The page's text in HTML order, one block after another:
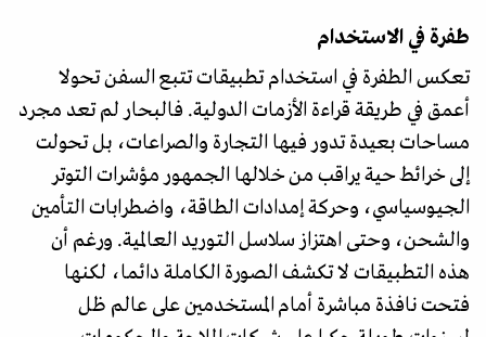
طفرة في الاستخدام
تعكس الطفرة في استخدام تطبيقات تتبع السفن تحولا
أعمق في طريقة قراءة الأزمات الدولية. فالبحار لم تعد مجرد
مساحات بعيدة تدور فيها التجارة والصراعات، بل تحولت
إلى خرائط حية يراقب من خلالها الجمهور مؤشرات التوتر
الجيوسياسي، وحركة إمدادات الطاقة، واضطرابات التأمين
والشحن، وحتى اهتزاز سلاسل التوريد العالمية. ورغم أن
هذه التطبيقات لا تكشف الصورة الكاملة دائما، لكنها
فتحت نافذة مباشرة أمام المستخدمين على عالم ظل